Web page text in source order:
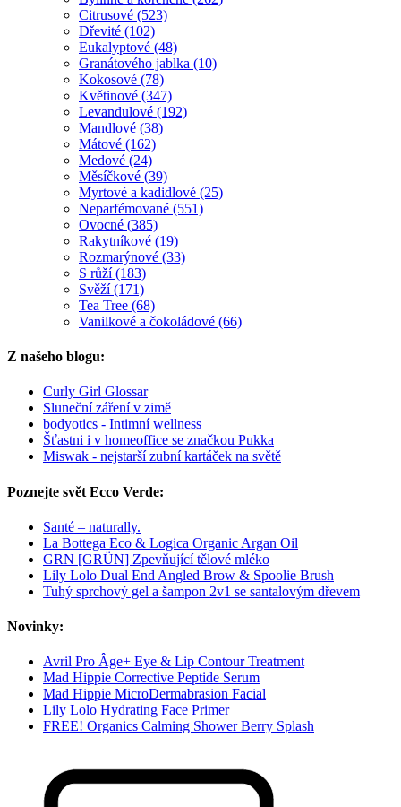
Citrusové (523)
Dřevité (102)
Eukalyptové (48)
Granátového jablka (10)
Kokosové (78)
Květinové (347)
Levandulové (192)
Mandlové (38)
Mátové (162)
Medové (24)
Měsíčkové (39)
Myrtové a kadidlové (25)
Neparfémované (551)
Ovocné (385)
Rakytníkové (19)
Rozmarýnové (33)
S růží (183)
Svěží (171)
Tea Tree (68)
Vanilkové a čokoládové (66)
Z našeho blogu:
Curly Girl Glossar
Sluneční záření v zimě
bodyotics - Intimní wellness
Šťastni i v homeoffice se značkou Pukka
Miswak - nejstarší zubní kartáček na světě
Poznejte svět Ecco Verde:
Santé – naturally.
La Bottega Eco & Logica Organic Argan Oil
GRN [GRÜN] Zpevňující tělové mléko
Lily Lolo Dual End Angled Brow & Spoolie Brush
Tuhý sprchový gel a šampon 2v1 se santalovým dřevem
Novinky:
Avril Pro Âge+ Eye & Lip Contour Treatment
Mad Hippie Corrective Peptide Serum
Mad Hippie MicroDermabrasion Facial
Lily Lolo Hydrating Face Primer
FREE! Organics Calming Shower Berry Splash